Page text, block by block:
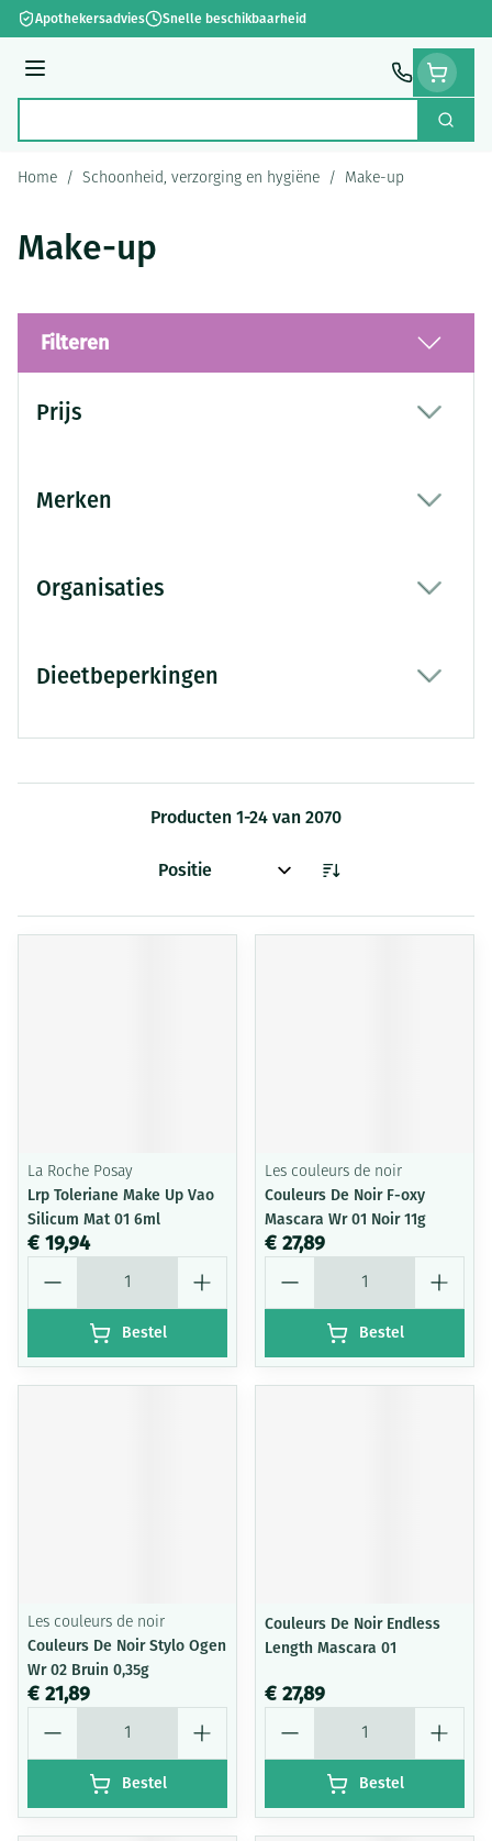
Ga naar de inhoud
Apothekersadvies Snelle beschikbaarheid
Menu
Zoek
Home / Schoonheid, verzorging en hygiëne / Make-up
Make-up
Filteren
Prijs
Merken
Organisaties
Dieetbeperkingen
Producten 1-24 van 2070
Sorteer op:
La Roche Posay
Lrp Toleriane Make Up Vao
Silicum Mat 01 6ml
€ 19,94
Bestel
Les couleurs de noir
Couleurs De Noir F-oxy
Mascara Wr 01 Noir 11g
€ 27,89
Bestel
Les couleurs de noir
Couleurs De Noir Stylo Ogen
Wr 02 Bruin 0,35g
€ 21,89
Bestel
Couleurs De Noir Endless
Length Mascara 01
€ 27,89
Bestel